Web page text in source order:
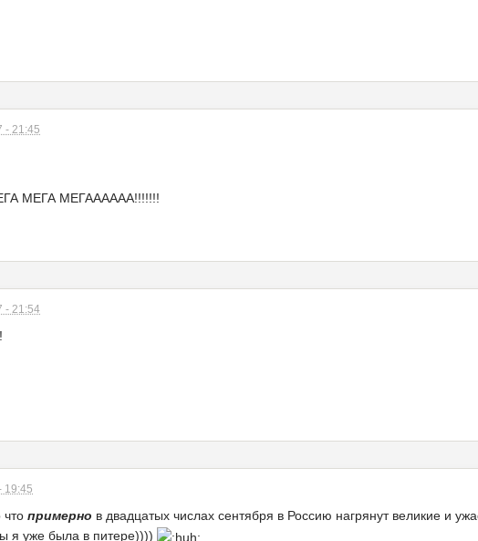
- 21:45
МЕГА МЕГАААААА!!!!!!!
- 21:54
19:45
что примерно в двадцатых числах сентября в Россию нагрянут великие и
я уже была в питере))))